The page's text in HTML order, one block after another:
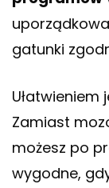
gatunki
Ułatwieniem
Zamiast
możesz po
wygodne,